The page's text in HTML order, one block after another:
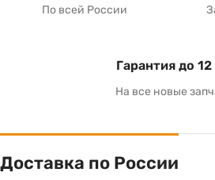
По всей России
Гарантия до
На все новые
Доставка по России